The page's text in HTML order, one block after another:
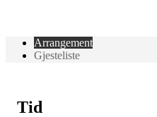
Arrangement
Gjesteliste
Tid